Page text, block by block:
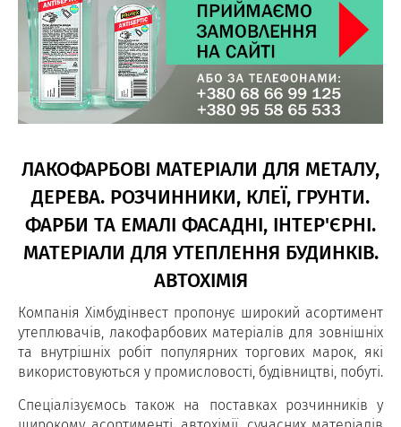
ЛАКОФАРБОВІ МАТЕРІАЛИ ДЛЯ МЕТАЛУ,
ДЕРЕВА. РОЗЧИННИКИ, КЛЕЇ, ГРУНТИ.
ФАРБИ ТА ЕМАЛІ ФАСАДНІ, ІНТЕР'ЄРНІ.
МАТЕРІАЛИ ДЛЯ УТЕПЛЕННЯ БУДИНКІВ.
АВТОХІМІЯ
Компанія Хімбудінвест пропонує широкий асортимент
утеплювачів, лакофарбових матеріалів для зовнішніх
та внутрішніх робіт популярних торгових марок, які
використовуються у промисловості, будівництві, побуті.
Спеціалізуємось також на поставках розчинників у